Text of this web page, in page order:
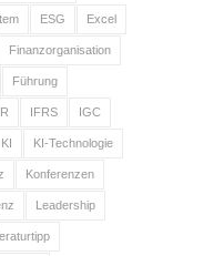
ESG Excel
Finanzorganisation
Führung
IFRS IGC
KI KI-Technologie
Konferenzen
Leadership